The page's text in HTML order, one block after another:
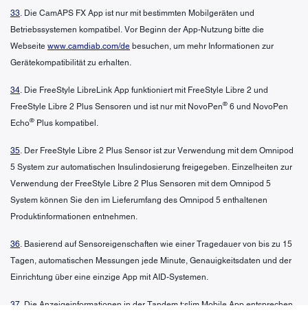
33 . Die CamAPS FX App ist nur mit bestimmten Mobilgeräten und
Betriebssystemen kompatibel. Vor Beginn der App-Nutzung bitte die
Webseite www.camdiab.com/de besuchen, um mehr Informationen zur
Gerätekompatibilität zu erhalten.
34 . Die FreeStyle LibreLink App funktioniert mit FreeStyle Libre 2 und
FreeStyle Libre 2 Plus Sensoren und ist nur mit NovoPen® 6 und NovoPen
Echo® Plus kompatibel.
35 . Der FreeStyle Libre 2 Plus Sensor ist zur Verwendung mit dem Omnipod
5 System zur automatischen Insulindosierung freigegeben. Einzelheiten zur
Verwendung der FreeStyle Libre 2 Plus Sensoren mit dem Omnipod 5
System können Sie den im Lieferumfang des Omnipod 5 enthaltenen
Produktinformationen entnehmen.
36 . Basierend auf Sensoreigenschaften wie einer Tragedauer von bis zu 15
Tagen, automatischen Messungen jede Minute, Genauigkeitsdaten und der
Einrichtung über eine einzige App mit AID-Systemen.
37 . Die Anzeigeinformationen in der Tandem t:slim Mobile App entsprechen